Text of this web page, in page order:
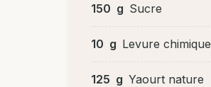
150 g Sucre
10 g Levure chimique
125 g Yaourt nature